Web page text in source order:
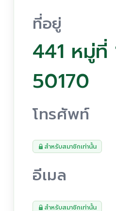
ที่อยู่
441 หมู่ที่
50170
โทรศัพท์
สำหรับสมาชิกเท่านั้น
อีเมล
สำหรับสมาชิกเท่านั้น